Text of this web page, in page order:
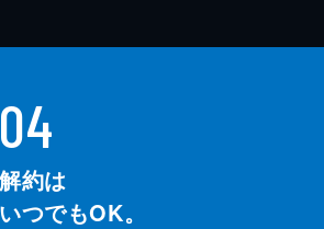
04
解約は
いつでもOK。